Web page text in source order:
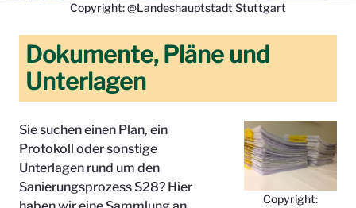
Copyright: @Landeshauptstadt Stuttgart
Dokumente, Pläne und
Unterlagen
Sie suchen einen Plan, ein
Protokoll oder sonstige
Unterlagen rund um den
Sanierungsprozess S28? Hier
Copyright: